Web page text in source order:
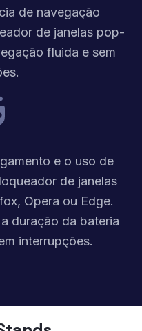
de navegação
de janelas pop-
fluida e sem
e o uso de
de janelas
Opera ou Edge.
duração da bateria
interrupções.